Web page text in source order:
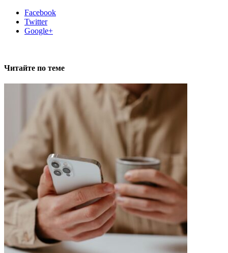
Facebook
Twitter
Google+
Читайте по теме